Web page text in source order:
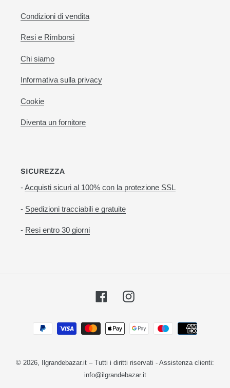
Condizioni di vendita
Resi e Rimborsi
Chi siamo
Informativa sulla privacy
Cookie
Diventa un fornitore
SICUREZZA
-Acquisti sicuri al 100% con la protezione SSL
- Spedizioni tracciabili e gratuite
- Resi entro 30 giorni
FacebookInstagram
Metodi
di
© 2026, Ilgrandebazar.it – Tutti i diritti riservati - Assistenza clienti:
info@ilgrandebazar.it